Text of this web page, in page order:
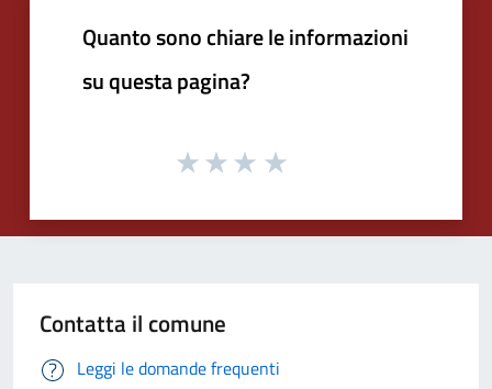
Quanto sono chiare le informazioni
su questa pagina?
Contatta il comune
Leggi le domande frequenti